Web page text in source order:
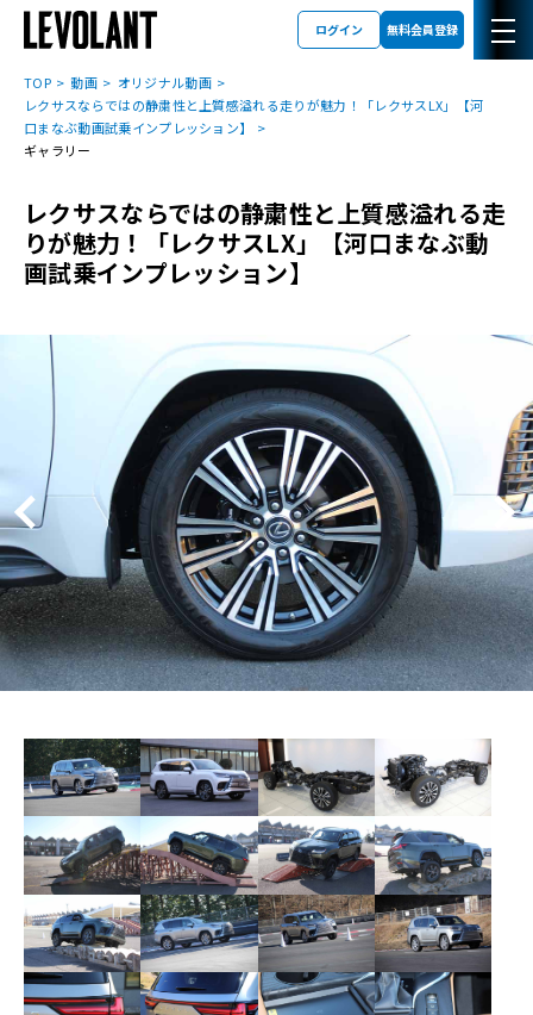
ログイン 無料会員登録
TOP 動画
オリジナル動画
レクサスならではの静粛性と上質感溢れる走りが魅力！「レクサスLX」【河
口まなぶ動画試乗インプレッション】
ギャラリー
レクサスならではの静粛性と上質感溢れる走
りが魅力！「レクサスLX」【河口まなぶ動
画試乗インプレッション】